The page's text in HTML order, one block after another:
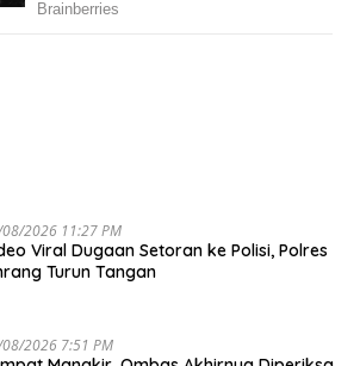
2026 11:27 PM
Viral Dugaan Setoran ke Polisi, Polres
Turun Tangan
2026 7:51 PM